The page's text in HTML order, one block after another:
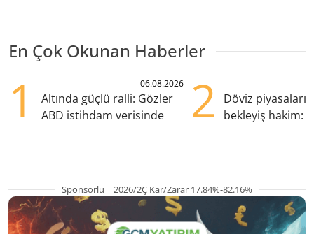
En Çok Okunan Haberler
1 06.08.2026
Altında güçlü ralli: Gözler
ABD istihdam verisinde
2
Döviz
bekleyiş hakim:
Sponsorlu | 2026/2Ç Kar/Zarar 17.84%-82.16%